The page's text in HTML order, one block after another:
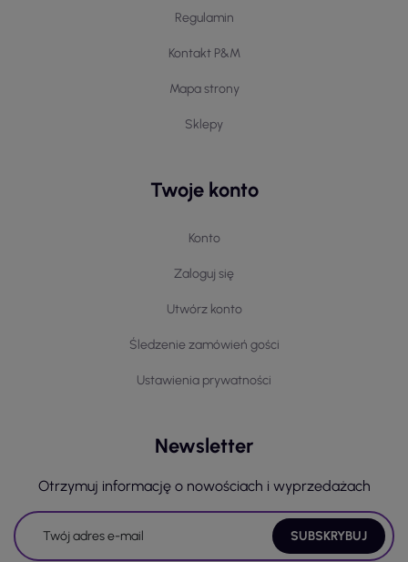
Regulamin
Kontakt P&M
Mapa strony
Sklepy
Twoje konto
Konto
Zaloguj się
Utwórz konto
Śledzenie zamówień gości
Ustawienia prywatności
Newsletter
Otrzymuj informację o nowościach i wyprzedażach